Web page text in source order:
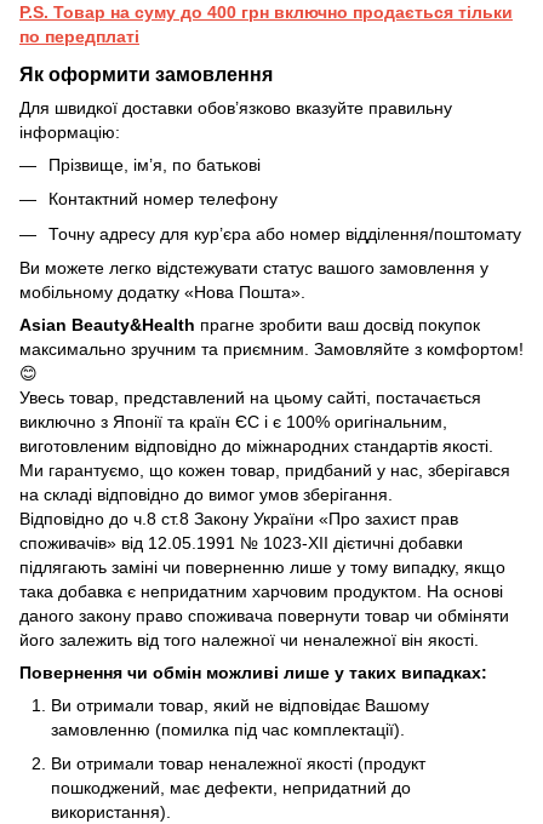
P.S. Товар на суму до 400 грн включно продається тільки
по передплаті
Як оформити замовлення
Для швидкої доставки обов’язково вказуйте правильну
інформацію:
Прізвище, ім’я, по батькові
Контактний номер телефону
Точну адресу для кур’єра або номер відділення/поштомату
Ви можете легко відстежувати статус вашого замовлення у
мобільному додатку «Нова Пошта».
Asian Beauty&Health прагне зробити ваш досвід покупок
максимально зручним та приємним. Замовляйте з комфортом!
😊
Увесь товар, представлений на цьому сайті, постачається
виключно з Японії та країн ЄС і є 100% оригінальним,
виготовленим відповідно до міжнародних стандартів якості.
Ми гарантуємо, що кожен товар, придбаний у нас, зберігався
на складі відповідно до вимог умов зберігання.
Відповідно до ч.8 ст.8 Закону України «Про захист прав
споживачів» від 12.05.1991 № 1023-ХІІ дієтичні добавки
підлягають заміні чи поверненню лише у тому випадку, якщо
така добавка є непридатним харчовим продуктом. На основі
даного закону право споживача повернути товар чи обміняти
його залежить від того належної чи неналежної він якості.
Повернення чи обмін можливі лише у таких випадках:
Ви отримали товар, який не відповідає Вашому
замовленню (помилка під час комплектації).
Ви отримали товар неналежної якості (продукт
пошкоджений, має дефекти, непридатний до
використання).